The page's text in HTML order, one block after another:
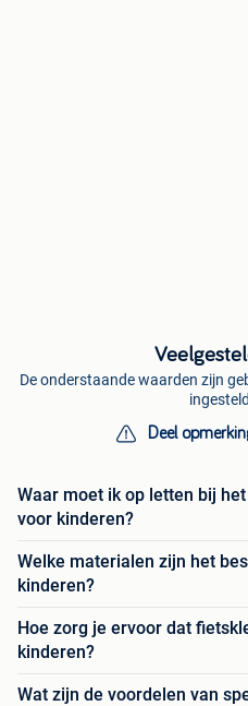
De onderstaande waarden zijn
Deel
Waar moet ik op letten bij
voor kinderen?
Welke materialen zijn het
kinderen?
Hoe zorg je ervoor dat
kinderen?
Wat zijn de voordelen van